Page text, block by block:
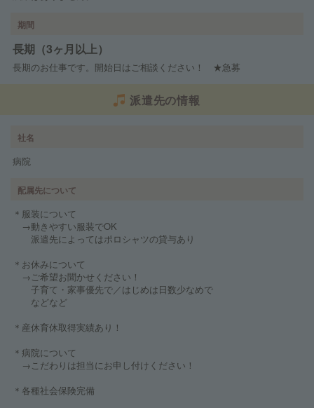
期間
長期（3ヶ月以上）
長期のお仕事です。開始日はご相談ください！ ★急募
派遣先の情報
社名
病院
配属先について
＊服装について
→動きやすい服装でOK
派遣先によってはポロシャツの貸与あり
＊お休みについて
→ご希望お聞かせください！
子育て・家事優先で／はじめは日数少なめで
などなど
＊産休育休取得実績あり！
＊病院について
→こだわりは担当にお申し付けください！
＊各種社会保険完備